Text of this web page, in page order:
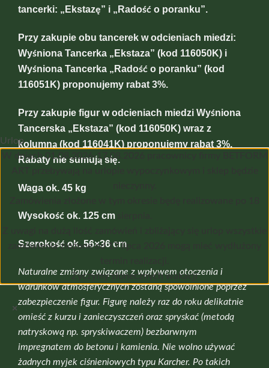
tancerki: „Ekstazę” i „Radość o poranku”.
Przy zakupie obu tancerek w odcieniach miedzi:
Wyśniona Tancerka „Ekstaza” (kod 116050K) i
Wyśniona Tancerka „Radość o poranku” (kod
116051K) proponujemy rabat 3%.
Przy zakupie figur w odcieniach miedzi Wyśniona
Tancerska „Ekstaza” (kod 116050K) wraz z
kolumną (kod 116041K) proponujemy rabat 3%.
Rabaty nie sumują się.
Waga ok. 45 kg
Wysokość ok. 125 cm
Szerokość ok. 56×36 cm
Naturalne zmiany związane z wpływem otoczenia i
warunków atmosferycznych zostaną spowolnione poprzez
zabezpieczenie figur. Figurę należy raz do roku delikatnie
omieść z kurzu i zanieczyszczeń oraz spryskać (metodą
natryskową np. spryskiwaczem) bezbarwnym
impregnatem do betonu i kamienia. Nie wolno używać
żadnych myjek ciśnieniowych typu Karcher. Po takich
Urlop
W dniach 01.08.2026-17.08.2026 pracownicy firmy BETFORM
zamówienia złożone od 17 lipca 2026 mogą mieć wydłużony
Życzymy słonecznych wakacji
×